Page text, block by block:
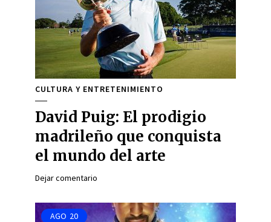
CULTURA Y ENTRETENIMIENTO
David Puig: El prodigio
madrileño que conquista
el mundo del arte
Dejar comentario
AGO 20